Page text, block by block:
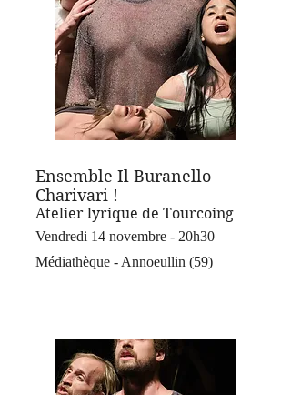
Ensemble Il Buranello
Charivari !
Atelier lyrique de Tourcoing
Vendredi 14 novembre - 20h30
Médiathèque - Annoeullin (59)